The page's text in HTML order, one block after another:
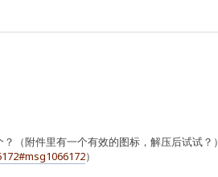
（附件里有一个有效的图标，解压后试试？）
）